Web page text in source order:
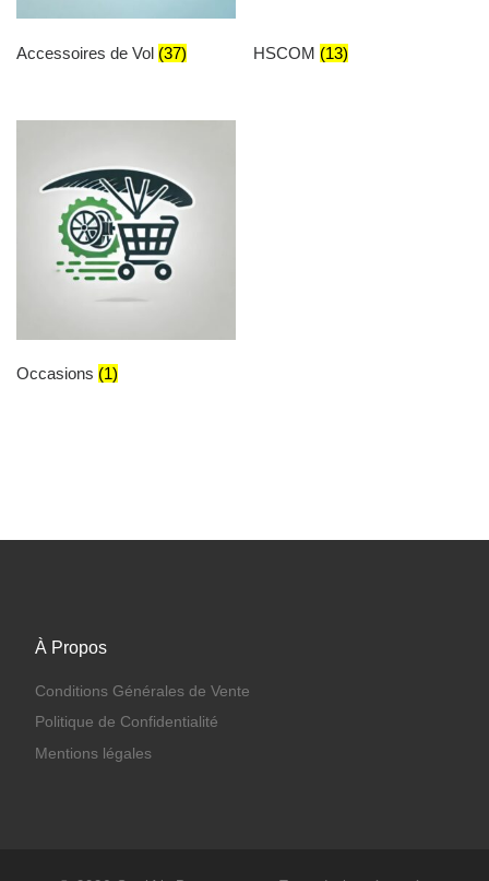
Accessoires de Vol (37) HSCOM (13)
Occasions (1)
À Propos
Conditions Générales de Vente
Politique de Confidentialité
Mentions légales